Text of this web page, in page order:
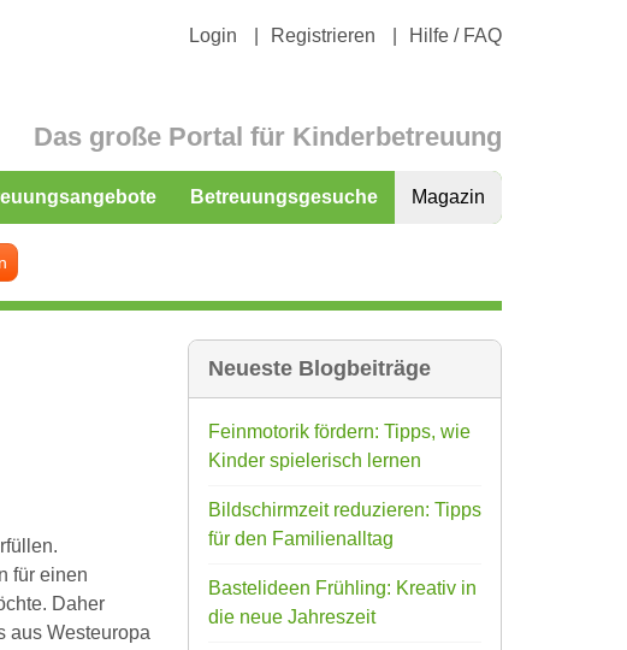
Login Registrieren Hilfe / FAQ
Das große Portal für Kinderbetreuung
Betreuungsgesuche Magazin
für einen
Daher
aus Westeuropa
Neueste Blogbeiträge
Feinmotorik fördern: Tipps, wie
Kinder spielerisch lernen
Bildschirmzeit reduzieren: Tipps
für den Familienalltag
Bastelideen Frühling: Kreativ in
die neue Jahreszeit